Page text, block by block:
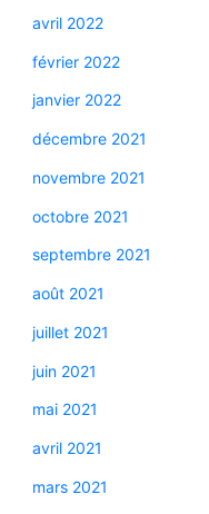
avril 2022
février 2022
janvier 2022
décembre 2021
novembre 2021
octobre 2021
septembre 2021
août 2021
juillet 2021
juin 2021
mai 2021
avril 2021
mars 2021